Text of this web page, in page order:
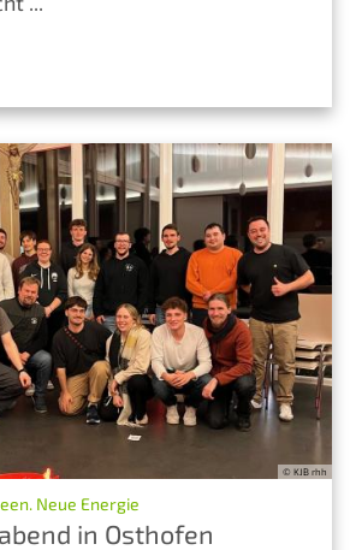
© KJB rhh
Neue Energie
in Osthofen